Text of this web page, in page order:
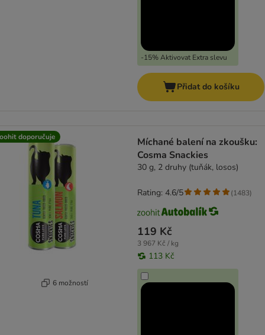
-15% Aktivovat Extra slevu
Přidat do košíku
doporučuje
6 možností
Míchané balení na zkoušku:
Cosma Snackies
30 g, 2 druhy (tuňák, losos)
119 Kč
3 967 Kč / kg
113 Kč
Rating: 4.6/5 (1483)